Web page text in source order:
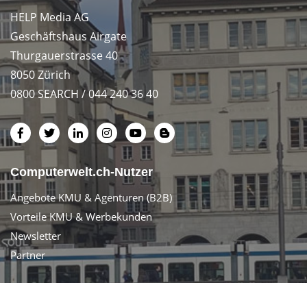
HELP Media AG
Geschäftshaus Airgate
Thurgauerstrasse 40
8050 Zürich
0800 SEARCH / 044 240 36 40
Computerwelt.ch-Nutzer
Angebote KMU & Agenturen (B2B)
Vorteile KMU & Werbekunden
Newsletter
Partner